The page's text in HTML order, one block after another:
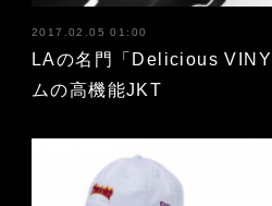
2017.02.05 01:00
LAの名門「Delicious
ムの高機能JKT